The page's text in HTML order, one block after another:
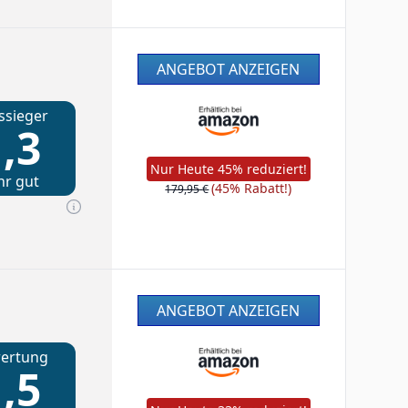
gut
ANGEBOT ANZEIGEN
Nur Heute 45% reduziert!
179,95 €(45% Rabatt!)
ANGEBOT ANZEIGEN